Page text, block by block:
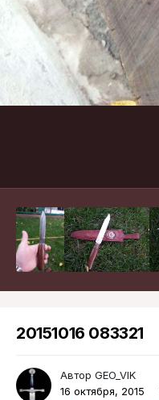
20151016 083321
Автор GEO_VIK
16 октября, 2015